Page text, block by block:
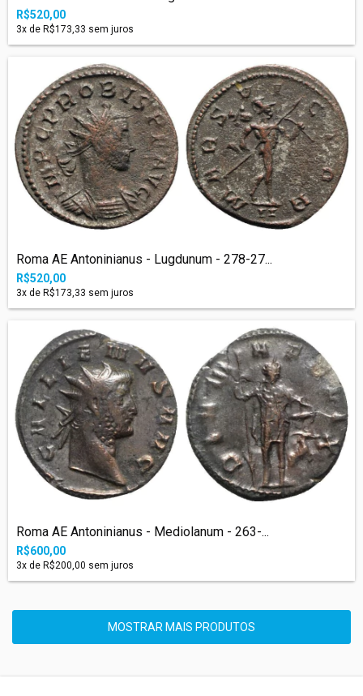
R$520,00
3x de R$173,33 sem juros
Roma AE Antoninianus - Lugdunum - 278-27...
R$520,00
3x de R$173,33 sem juros
Roma AE Antoninianus - Mediolanum - 263-...
R$600,00
3x de R$200,00 sem juros
MOSTRAR MAIS PRODUTOS